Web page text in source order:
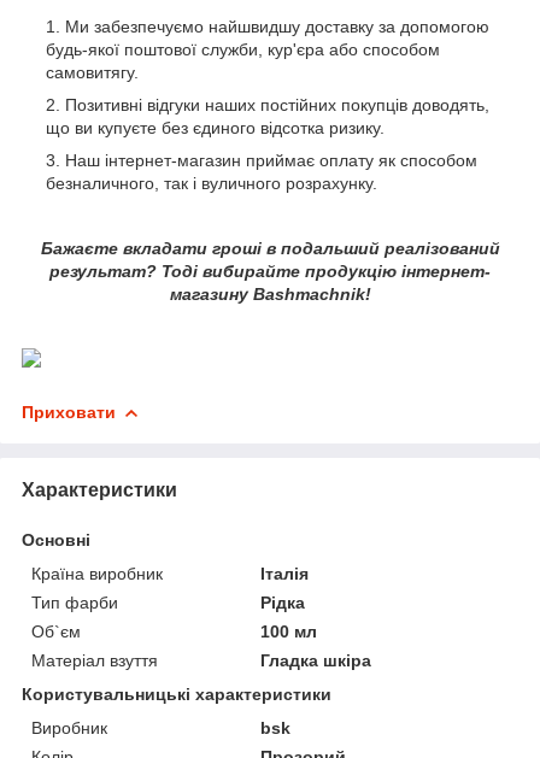
Ми забезпечуємо найшвидшу доставку за допомогою
будь-якої поштової служби, кур'єра або способом
самовитягу.
Позитивні відгуки наших постійних покупців доводять,
що ви купуєте без єдиного відсотка ризику.
Наш інтернет-магазин приймає оплату як способом
безналичного, так і вуличного розрахунку.
Бажаєте вкладати гроші в подальший реалізований
результат? Тоді вибирайте продукцію інтернет-
магазину Bashmachnik!
Приховати
Характеристики
Основні
Країна виробник
Італія
Тип фарби
Рідка
Об`єм
100 мл
Матеріал взуття
Гладка шкіра
Користувальницькі характеристики
Виробник
bsk